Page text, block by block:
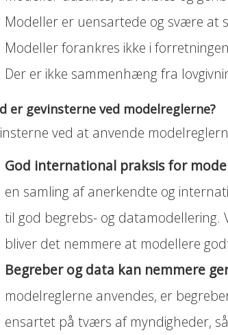
Modeller er uensartede og svære at
Modeller forankres ikke i forretningen
Der er ikke sammenhæng fra
er gevinsterne ved modelreglerne?
ved at anvende
God international praksis for
en samling af anerkendte og
til god begrebs- og datamodellering.
bliver det nemmere at modellere
Begreber og data kan nemmere
modelreglerne anvendes, er
ensartet på tværs af myndigheder,